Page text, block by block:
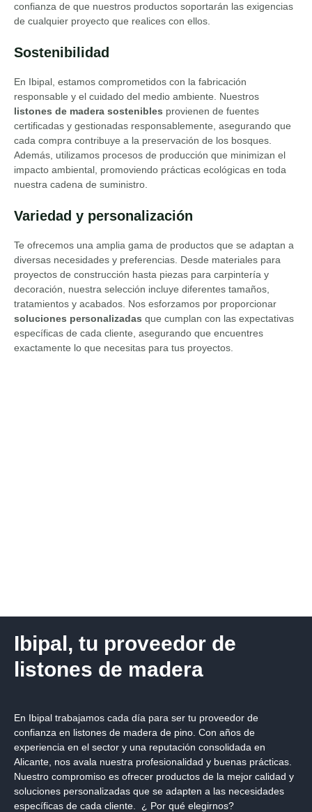
confianza de que nuestros productos soportarán las exigencias
de cualquier proyecto que realices con ellos.
Sostenibilidad
En Ibipal, estamos comprometidos con la fabricación
responsable y el cuidado del medio ambiente. Nuestros
listones de madera sostenibles provienen de fuentes
certificadas y gestionadas responsablemente, asegurando que
cada compra contribuye a la preservación de los bosques.
Además, utilizamos procesos de producción que minimizan el
impacto ambiental, promoviendo prácticas ecológicas en toda
nuestra cadena de suministro.
Variedad y personalización
Te ofrecemos una amplia gama de productos que se adaptan a
diversas necesidades y preferencias. Desde materiales para
proyectos de construcción hasta piezas para carpintería y
decoración, nuestra selección incluye diferentes tamaños,
tratamientos y acabados. Nos esforzamos por proporcionar
soluciones personalizadas que cumplan con las expectativas
específicas de cada cliente, asegurando que encuentres
exactamente lo que necesitas para tus proyectos.
Ibipal, tu proveedor de
listones de madera
En Ibipal trabajamos cada día para ser tu proveedor de
confianza en listones de madera de pino. Con años de
experiencia en el sector y una reputación consolidada en
Alicante, nos avala nuestra profesionalidad y buenas prácticas.
Nuestro compromiso es ofrecer productos de la mejor calidad y
soluciones personalizadas que se adapten a las necesidades
específicas de cada cliente. ¿ Por qué elegirnos?